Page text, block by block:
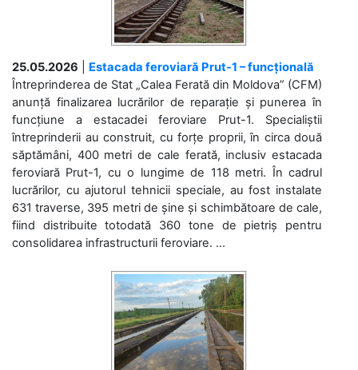
25.05.2026
Estacada feroviară Prut-1 – funcțională
Întreprinderea de Stat „Calea Ferată din Moldova” (CFM)
anunță finalizarea lucrărilor de reparație și punerea în
funcțiune a estacadei feroviare Prut-1. Specialiștii
întreprinderii au construit, cu forțe proprii, în circa două
săptămâni, 400 metri de cale ferată, inclusiv estacada
feroviară Prut-1, cu o lungime de 118 metri. În cadrul
lucrărilor, cu ajutorul tehnicii speciale, au fost instalate
631 traverse, 395 metri de șine și schimbătoare de cale,
fiind distribuite totodată 360 tone de pietriș pentru
consolidarea infrastructurii feroviare. ...